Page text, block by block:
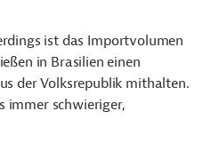
ist das Importvolumen
in Brasilien einen
der Volksrepublik mithalten.
immer schwieriger,